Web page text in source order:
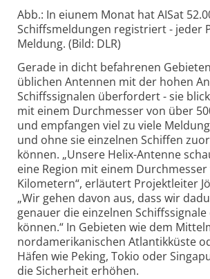
Abb.: In eiunem Monat hat AISat
Schiffsmeldungen registriert - jeder
Meldung. (Bild: DLR)
Gerade in dicht befahrenen
üblichen Antennen mit der hohen
Schiffssignalen überfordert - sie
mit einem Durchmesser von über
und empfangen viel zu viele
und ohne sie einzelnen Schiffen
können. „Unsere Helix-Antenne
eine Region mit einem Durchmesser
Kilometern“, erläutert Projektleiter
„Wir gehen davon aus, dass wir
genauer die einzelnen
können.“ In Gebieten wie dem
nordamerikanischen Atlantikküste
Häfen wie Peking, Tokio oder
die Sicherheit erhöhen.